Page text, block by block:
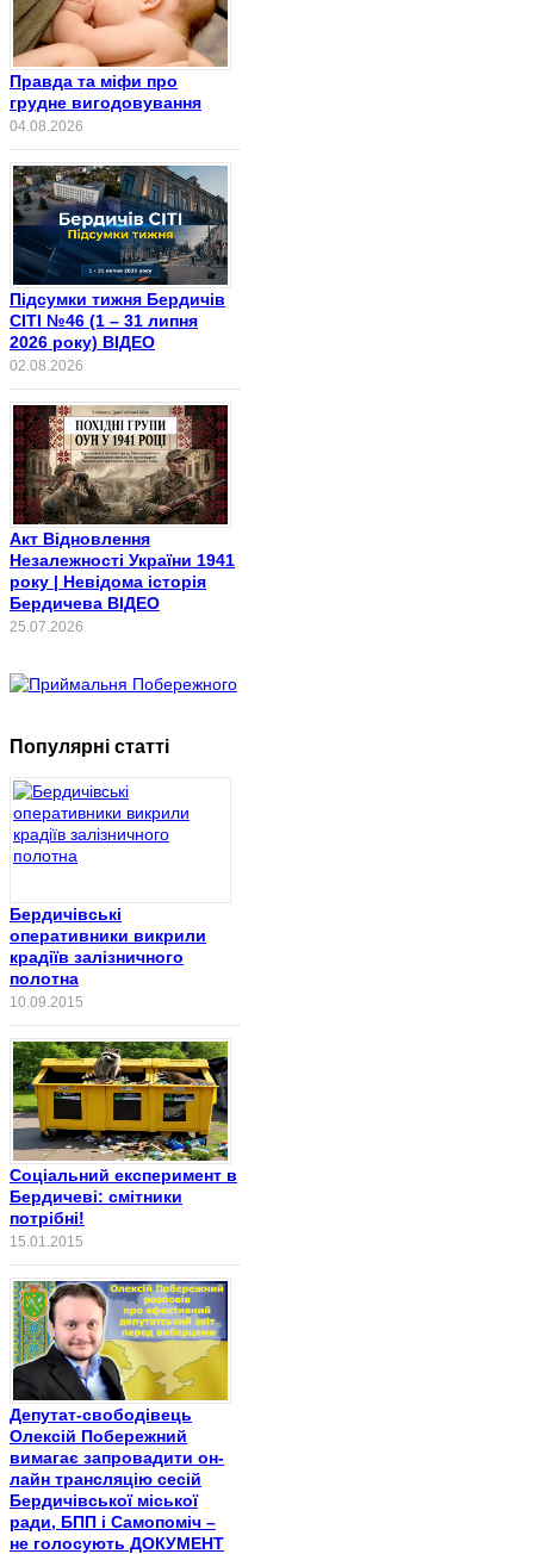
Правда та міфи про
грудне вигодовування
04.08.2026
Підсумки тижня Бердичів
СІТІ №46 (1 – 31 липня
2026 року) ВІДЕО
02.08.2026
Акт Відновлення
Незалежності України 1941
року | Невідома історія
Бердичева ВІДЕО
25.07.2026
Популярні статті
Бердичівські
оперативники викрили
крадіїв залізничного
полотна
10.09.2015
Соціальний експеримент в
Бердичеві: смітники
потрібні!
15.01.2015
Депутат-свободівець
Олексій Побережний
вимагає запровадити он-
лайн трансляцію сесій
Бердичівської міської
ради, БПП і Самопоміч –
не голосують ДОКУМЕНТ